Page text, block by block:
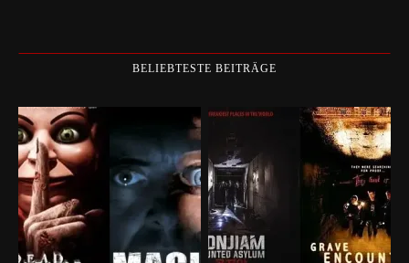
BELIEBTESTE BEITRÄGE